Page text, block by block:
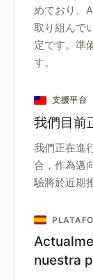
めており、
取り組んで
定です。準
す。
支援平台
我們目前
我們正在進
合，作為邁
驗將於近期
nuestra